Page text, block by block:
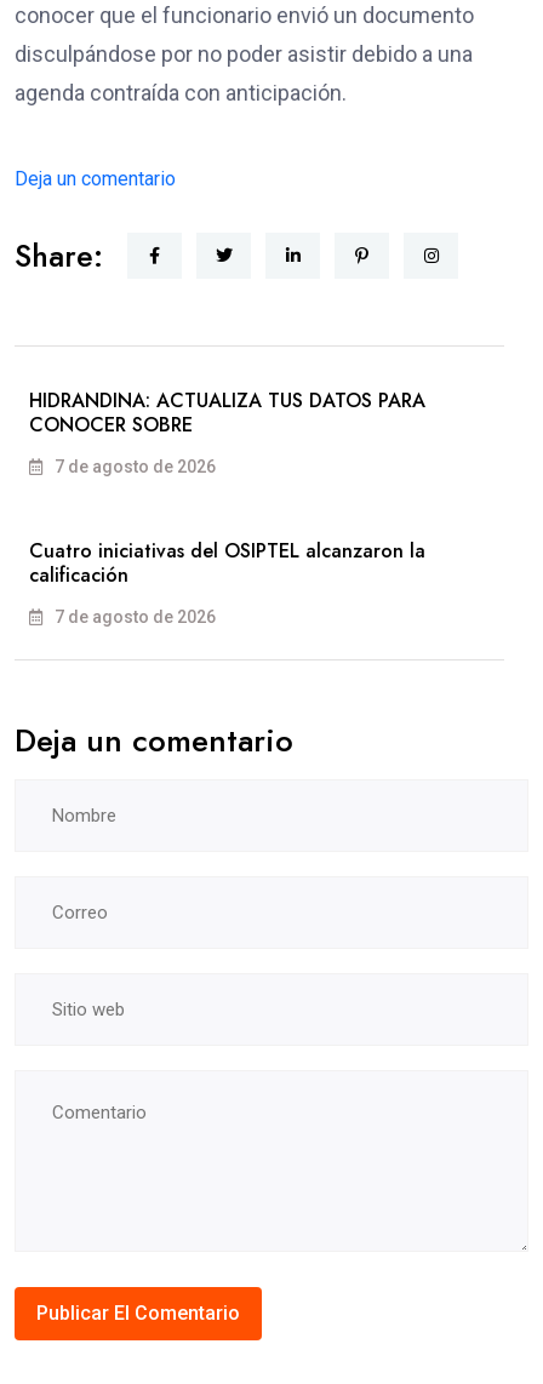
conocer que el funcionario envió un documento
disculpándose por no poder asistir debido a una
agenda contraída con anticipación.
Deja un comentario
Share:
HIDRANDINA: ACTUALIZA TUS DATOS PARA
CONOCER SOBRE
7 de agosto de 2026
Cuatro iniciativas del OSIPTEL alcanzaron la
calificación
7 de agosto de 2026
Deja un comentario